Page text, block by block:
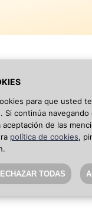
para que usted
Si continúa navegando
de las
política de cookies,
TODAS
Legal·Política